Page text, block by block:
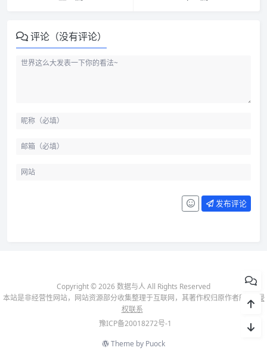
评论（没有评论）
发布评论
Copyright © 2026 数据与人 All Rights Reserved
本站是非经营性网站，网站资源部分收集整理于互联网，其著作权归原作者所有-
侵
权联系
豫ICP备20018272号-1
Theme by Puock